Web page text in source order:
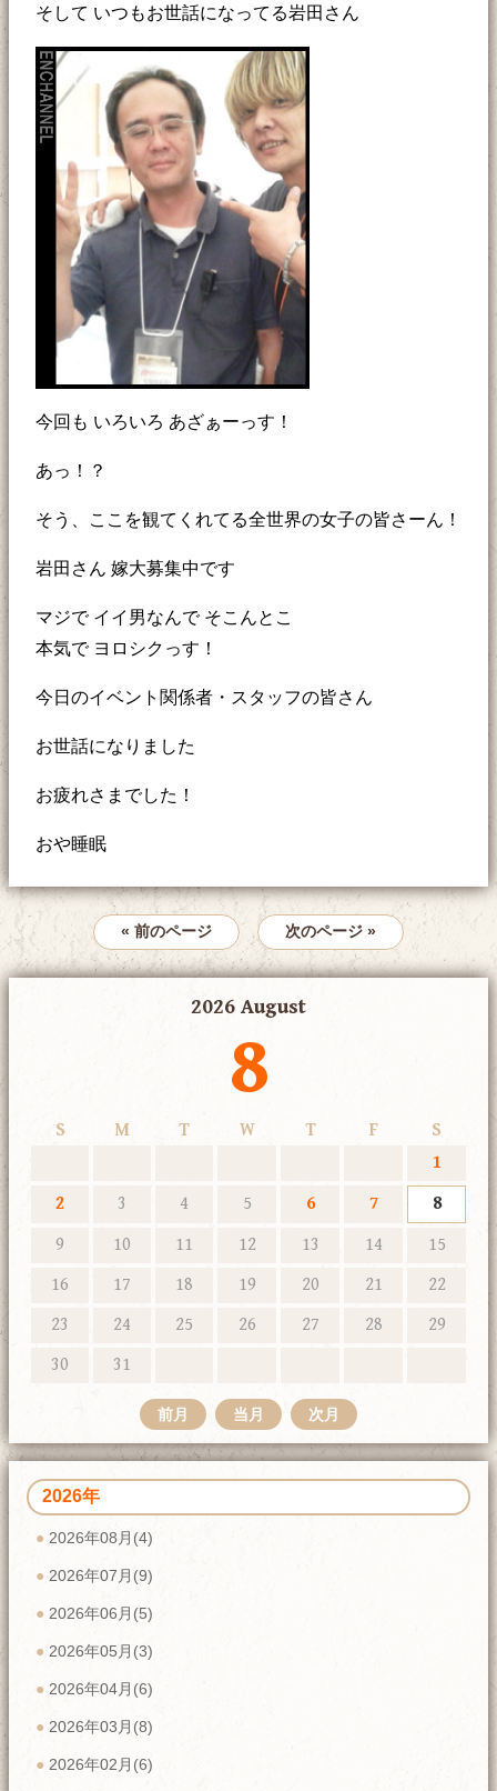
そして いつもお世話になってる岩田さん
今回も いろいろ あざぁーっす！
あっ！？
そう、ここを観てくれてる全世界の女子の皆さーん！
岩田さん 嫁大募集中です
マジで イイ男なんで そこんとこ
本気で ヨロシクっす！
今日のイベント関係者・スタッフの皆さん
お世話になりました
お疲れさまでした！
おや睡眠
« 前のページ 次のページ »
2026 August
8
S M T W T F
S
1
2
3 4 5 6 7
8
9
10 11 12 13 14
15
16
17 18 19 20 21
22
23
24 25 26 27 28
29
30
31
前月 当月 次月
2026年
2026年08月(4)
2026年07月(9)
2026年06月(5)
2026年05月(3)
2026年04月(6)
2026年03月(8)
2026年02月(6)